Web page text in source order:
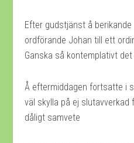
Efter gudstjänst å
ordförande Johan till ett
Ganska så kontemplativt det
Å eftermiddagen fortsatte i
väl skylla på ej slutavverkad
dåligt samvete